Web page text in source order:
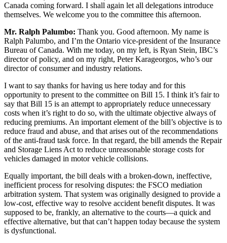
Canada coming forward. I shall again let all delegations introduce
themselves. We welcome you to the committee this afternoon.
Mr. Ralph Palumbo: Thank you. Good afternoon. My name is
Ralph Palumbo, and I’m the Ontario vice-president of the Insurance
Bureau of Canada. With me today, on my left, is Ryan Stein, IBC’s
director of policy, and on my right, Peter Karageorgos, who’s our
director of consumer and industry relations.
I want to say thanks for having us here today and for this
opportunity to present to the committee on Bill 15. I think it’s fair to
say that Bill 15 is an attempt to appropriately reduce unnecessary
costs when it’s right to do so, with the ultimate objective always of
reducing premiums. An important element of the bill’s objective is to
reduce fraud and abuse, and that arises out of the recommendations
of the anti-fraud task force. In that regard, the bill amends the Repair
and Storage Liens Act to reduce unreasonable storage costs for
vehicles damaged in motor vehicle collisions.
Equally important, the bill deals with a broken-down, ineffective,
inefficient process for resolving disputes: the FSCO mediation
arbitration system. That system was originally designed to provide a
low-cost, effective way to resolve accident benefit disputes. It was
supposed to be, frankly, an alternative to the courts—a quick and
effective alternative, but that can’t happen today because the system
is dysfunctional.